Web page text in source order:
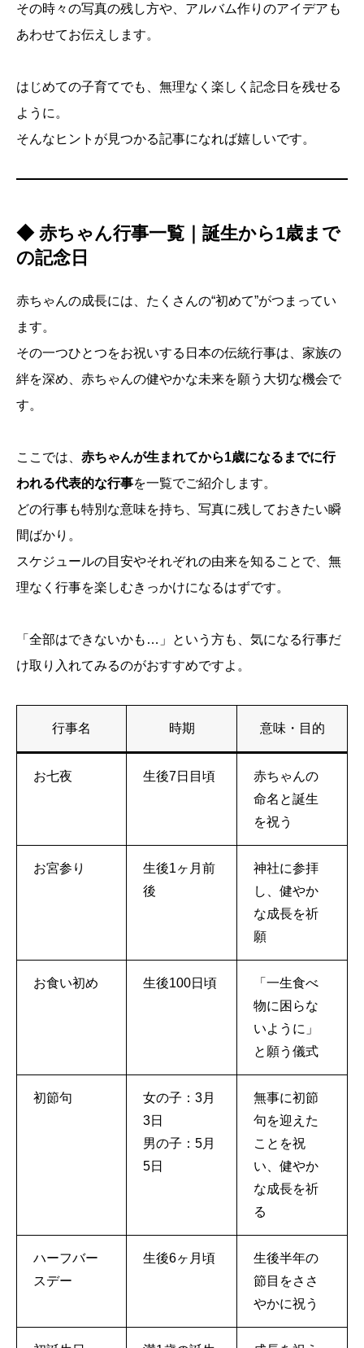
その時々の写真の残し方や、アルバム作りのアイデアも
あわせてお伝えします。
はじめての子育てでも、無理なく楽しく記念日を残せる
ように。
そんなヒントが見つかる記事になれば嬉しいです。
◆ 赤ちゃん行事一覧｜誕生から1歳まで
の記念日
赤ちゃんの成長には、たくさんの“初めて”がつまってい
ます。
その一つひとつをお祝いする日本の伝統行事は、家族の
絆を深め、赤ちゃんの健やかな未来を願う大切な機会で
す。
ここでは、 赤ちゃんが生まれてから1歳になるまでに行
われる代表的な行事を一覧でご紹介します。
どの行事も特別な意味を持ち、写真に残しておきたい瞬
間ばかり。
スケジュールの目安やそれぞれの由来を知ることで、無
理なく行事を楽しむきっかけになるはずです。
「全部はできないかも…」という方も、気になる行事だ
け取り入れてみるのがおすすめですよ。
行事名 時期 意味・目的
お七夜 生後7日目頃
赤ちゃんの
命名と誕生
を祝う
お宮参り
生後1ヶ月前
後
神社に参拝
し、健やか
な成長を祈
願
お食い初め 生後100日頃
「一生食べ
物に困らな
いように」
と願う儀式
初節句
女の子：3月
3日
男の子：5月
5日
無事に初節
句を迎えた
ことを祝
い、健やか
な成長を祈
る
ハーフバー
スデー
生後6ヶ月頃
生後半年の
節目をささ
やかに祝う